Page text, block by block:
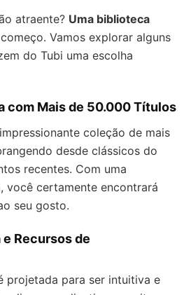
atraente? Uma biblioteca
Vamos explorar alguns
do Tubi uma escolha
com Mais de 50.000 Títulos
coleção de mais
desde clássicos do
recentes. Com uma
você certamente encontrará
seu gosto.
Recursos de
projetada para ser intuitiva e